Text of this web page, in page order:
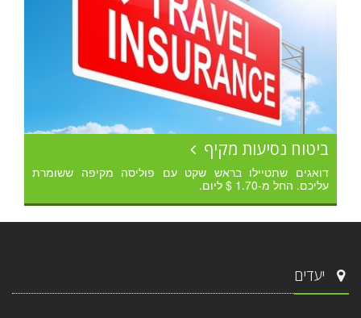
ביטוח נסיעות מקיף
דואגים שתטיילו בראש שקט עם פוליסה מקיפה ששומרת
עליכם. החל מ-1.70 $ ליום.
יעדים